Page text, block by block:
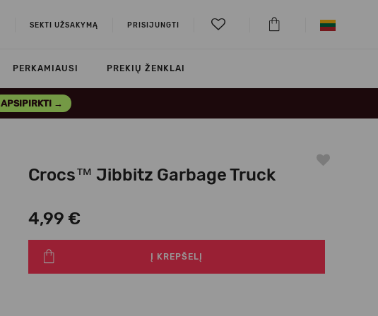
SEKTI UŽSAKYMĄ PRISIJUNGTI
PERKAMIAUSI PREKIŲ ŽENKLAI
APSIPIRKTI →
Crocs™ Jibbitz Garbage Truck
4,99 €
Į KREPŠELĮ